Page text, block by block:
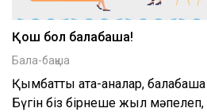
Қош бол балабақша!
Бала-бақша
Қымбатты ата-аналар, балабақша
Бүгін біз бірнеше жыл мәпелеп,